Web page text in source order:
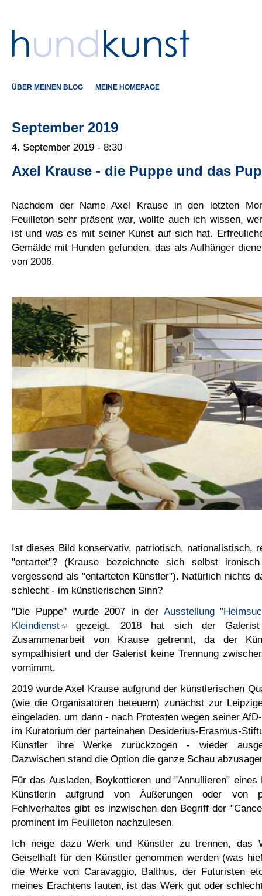
ÜBER MEINEN BLOG MEINE HOMEPAGE
September 2019
4. September 2019 - 8:30
Axel Krause - die Puppe und das
Nachdem der Name Axel Krause in den letzten
Feuilleton sehr präsent war, wollte auch ich wissen,
ist und was es mit seiner Kunst auf sich hat.
Gemälde mit Hunden gefunden, das als Aufhänger
von 2006.
Ist dieses Bild konservativ, patriotisch, nationalistisch,
"entartet"? (Krause bezeichnete sich selbst
vergessend als "entarteten Künstler"). Natürlich nichts
schlecht - im künstlerischen Sinn?
"Die Puppe" wurde 2007 in der Ausstellung
Kleindienst
gezeigt. 2018 hat sich der Galerist
Zusammenarbeit von Krause getrennt, da der
sympathisiert und der Galerist keine Trennung
vornimmt.
2019 wurde Axel Krause aufgrund der künstlerischen
(wie die Organisatoren beteuern) zunächst zur
eingeladen, um dann - nach Protesten wegen seiner
im Kuratorium der parteinahen Desiderius-Erasmus-
Künstler ihre Werke zurückzogen - wieder
Dazwischen stand die Option die ganze Schau
Für das Ausladen, Boykottieren und "Annullieren"
Künstlerin aufgrund von Äußerungen oder von
Fehlverhaltes gibt es inzwischen den Begriff der
prominent im Feuilleton nachzulesen.
Ich neige dazu Werk und Künstler zu trennen, das
Geiselhaft für den Künstler genommen werden (was
die Werke von Caravaggio, Balthus, der Futuristen
meines Erachtens lauten, ist das Werk gut oder